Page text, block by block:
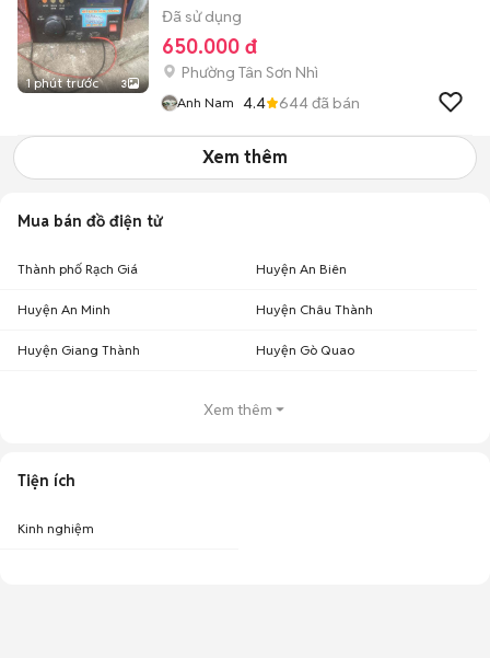
1 phút trước 3
Đã sử dụng
650.000 đ
Phường Tân Sơn Nhì
Anh Nam 4.4 644đã bán
Xem thêm
Mua bán đồ điện tử
Thành phố Rạch Giá Huyện An Biên
Huyện An Minh Huyện Châu Thành
Huyện Giang Thành Huyện Gò Quao
Xem thêm
Tiện ích
Kinh nghiệm